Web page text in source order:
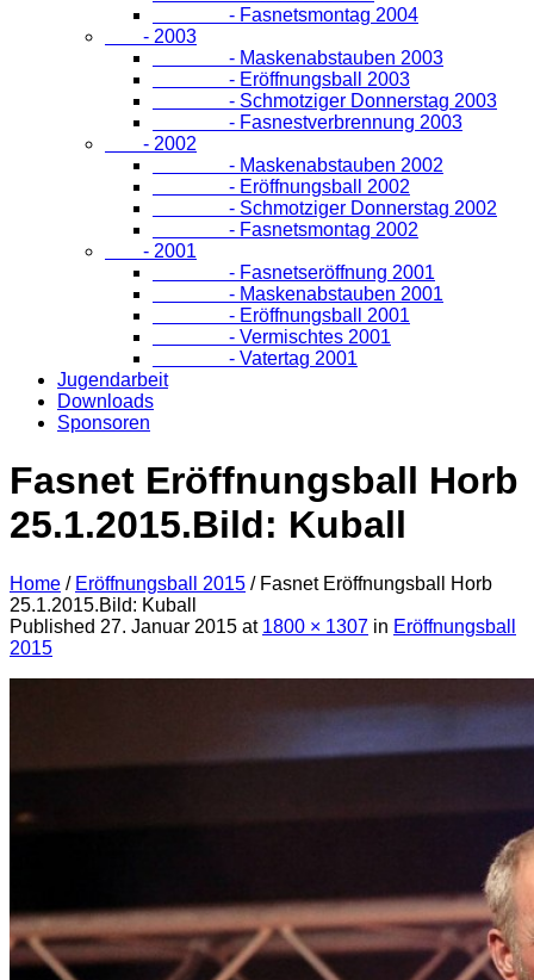
- Fasnetsmontag 2004
- 2003
- Maskenabstauben 2003
- Eröffnungsball 2003
- Schmotziger Donnerstag 2003
- Fasnestverbrennung 2003
- 2002
- Maskenabstauben 2002
- Eröffnungsball 2002
- Schmotziger Donnerstag 2002
- Fasnetsmontag 2002
- 2001
- Fasnetseröffnung 2001
- Maskenabstauben 2001
- Eröffnungsball 2001
- Vermischtes 2001
- Vatertag 2001
Jugendarbeit
Downloads
Sponsoren
Fasnet Eröffnungsball Horb
25.1.2015.Bild: Kuball
Home / Eröffnungsball 2015 / Fasnet Eröffnungsball Horb
25.1.2015.Bild: Kuball
Published 27. Januar 2015 at 1800 × 1307 in Eröffnungsball
2015